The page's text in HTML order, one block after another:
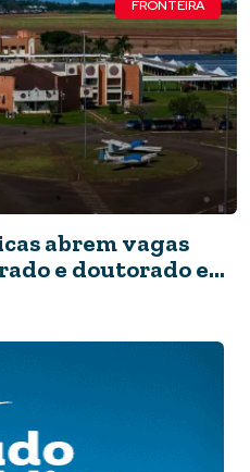
FRONTEIRA
abrem vagas
e doutorado em